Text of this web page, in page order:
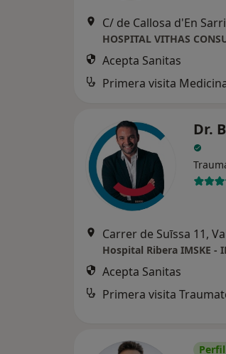
C/ de Callosa d'En
HOSPITAL VITHAS
Acepta Sanitas
Primera visita
Dr.
Carrer de Suīssa 11,
Acepta Sanitas